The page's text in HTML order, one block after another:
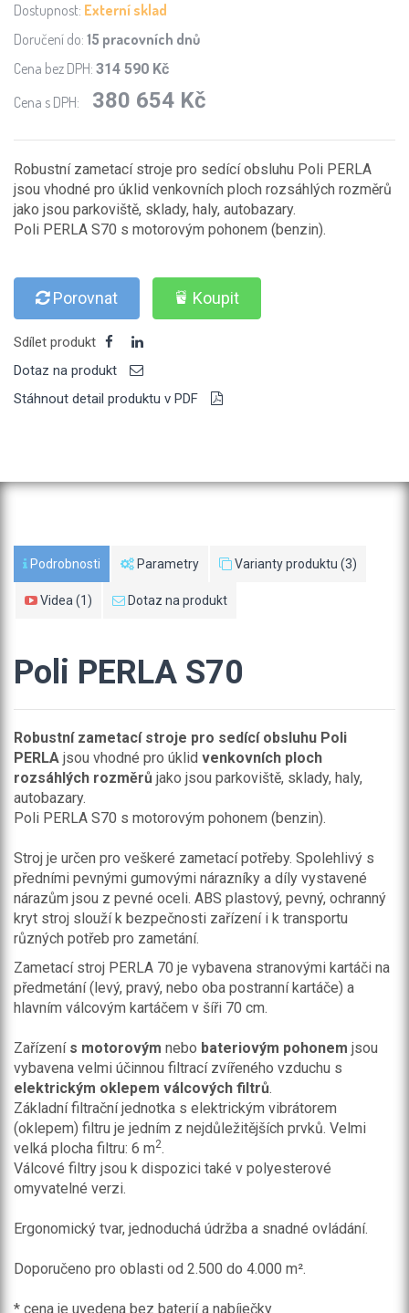
Dostupnost: Externí sklad
Doručení do: 15 pracovních dnů
Cena bez DPH: 314 590 Kč
Cena s DPH: 380 654 Kč
Robustní zametací stroje pro sedící obsluhu Poli PERLA
jsou vhodné pro úklid venkovních ploch rozsáhlých rozměrů
jako jsou parkoviště, sklady, haly, autobazary.
Poli PERLA S70 s motorovým pohonem (benzin).
Porovnat Koupit
Sdílet produkt
Dotaz na produkt
Stáhnout detail produktu v PDF
Podrobnosti Parametry Varianty produktu (3)
Videa (1) Dotaz na produkt
Poli PERLA S70
Robustní zametací stroje pro sedící obsluhu Poli
PERLA jsou vhodné pro úklid venkovních ploch
rozsáhlých rozměrů jako jsou parkoviště, sklady, haly,
autobazary.
Poli PERLA S70 s motorovým pohonem (benzin).
Stroj je určen pro veškeré zametací potřeby. Spolehlivý s
předními pevnými gumovými nárazníky a díly vystavené
nárazům jsou z pevné oceli. ABS plastový, pevný, ochranný
kryt stroj slouží k bezpečnosti zařízení i k transportu
různých potřeb pro zametání.
Zametací stroj PERLA 70 je vybavena stranovými kartáči na
předmetání (levý, pravý, nebo oba postranní kartáče) a
hlavním válcovým kartáčem v šíři 70 cm.
Zařízení s motorovým nebo bateriovým pohonem jsou
vybavena velmi účinnou filtrací zvířeného vzduchu s
elektrickým oklepem válcových filtrů.
Základní filtrační jednotka s elektrickým vibrátorem
(oklepem) filtru je jedním z nejdůležitějších prvků. Velmi
velká plocha filtru: 6 m2.
Válcové filtry jsou k dispozici také v polyesterové
omyvatelné verzi.
Ergonomický tvar, jednoduchá údržba a snadné ovládání.
Doporučeno pro oblasti od 2.500 do 4.000 m².
* cena je uvedena bez baterií a nabíječky